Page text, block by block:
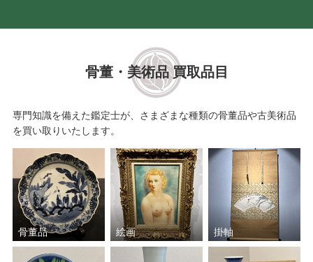
骨董・美術品 買取品目
専門知識を備えた鑑定士が、さまざまな種類の骨董品や古美術品
を買い取りいたします。
骨董品 絵画 掛軸